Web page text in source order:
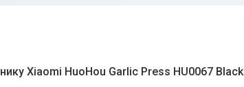
Xiaomi HuoHou Garlic Press HU0067 Black